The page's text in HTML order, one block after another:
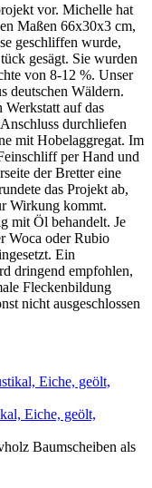
vor. Michelle hat
Maßen 66x30x3 cm,
geschliffen wurde,
gesägt. Sie wurden
von 8-12 %. Unser
deutschen Wäldern.
Werkstatt auf das
durchliefen
mit Hobelaggregat. Im
per Hand und
der Bretter eine
das Projekt ab,
Wirkung kommt.
mit Öl behandelt. Je
Woca oder Rubio
Ein
dringend empfohlen,
Fleckenbildung
nicht ausgeschlossen
Eiche, geölt,
Baumscheiben als